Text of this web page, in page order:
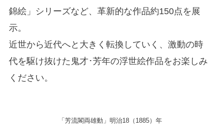
錦絵」シリーズなど、革新的な作品約150点を展
示。
近世から近代へと大きく転換していく、激動の時
代を駆け抜けた鬼才･芳年の浮世絵作品をお楽しみ
ください。
「芳流閣両雄動」明治18（1885）年